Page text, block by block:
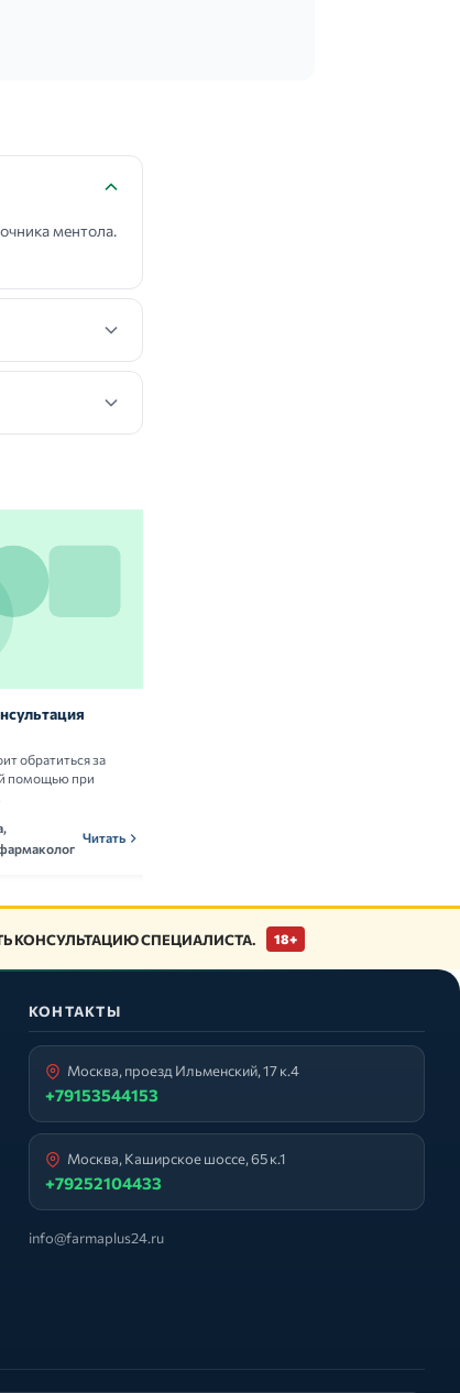
ментола.
обратиться за
помощью при
Читать
КОНСУЛЬТАЦИЮ СПЕЦИАЛИСТА. 18+
КОНТАКТЫ
Москва, проезд Ильменский, 17 к.4
+79153544153
Москва, Каширское шоссе, 65 к.1
+79252104433
info@farmaplus24.ru